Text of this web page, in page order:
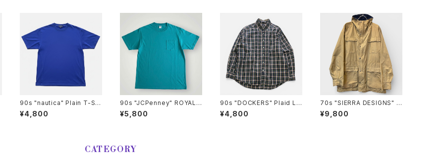
90s "nautica" Plain T-Shi
rt ノーティカ 無地Tシャツ [L]
¥4,800
90s "JCPenney" ROYAL
COMFORT Pocket T-Shir
ts JCペニー ロイヤル コンフ
¥5,800
90s "DOCKERS" Plaid L/
S B.D Cotton shirt ドッカー
ズ ボタンダウンシャツ [XL]
¥4,800
70s "SIERRA DESIGNS" 6
0/40 MOUNTAIN PARKA
シエラデザイン マウンテンパ
¥9,800
CATEGORY